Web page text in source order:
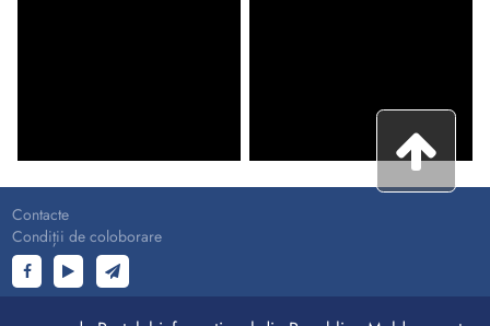
Contacte
Condiții de coloborare